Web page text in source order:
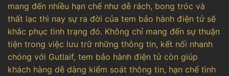
mang đến nhiều hạn chế như dễ rách, bong tróc và
thất lạc thì nay sự ra đời của tem bảo hành điện tử sẽ
khắc phục tình trạng đó. Không chỉ mang đến sự thuận
tiện trong việc lưu trữ những thông tin, kết nối nhanh
chóng với Gutlaif, tem bảo hành điện tử còn giúp
khách hàng dễ dàng kiểm soát thông tin, hạn chế tình